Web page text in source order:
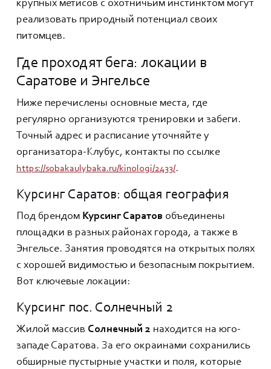
крупных метисов с охотничьим инстинктом могут
реализовать природный потенциал своих
питомцев.
Где проходят бега: локации в
Саратове и Энгельсе
Ниже перечислены основные места, где
регулярно организуются тренировки и забеги.
Точный адрес и расписание уточняйте у
организатора-Клубус, контакты по ссылке
https://sobakaulybaka.ru/kinologi/2433/.
Курсинг Саратов: общая география
Под брендом Курсинг Саратов объединены
площадки в разных районах города, а также в
Энгельсе. Занятия проводятся на открытых полях
с хорошей видимостью и безопасным покрытием.
Вот ключевые локации:
Курсинг пос. Солнечный 2
Жилой массив Солнечный 2 находится на юго-
западе Саратова. За его окраинами сохранились
обширные пустырные участки и поля, которые